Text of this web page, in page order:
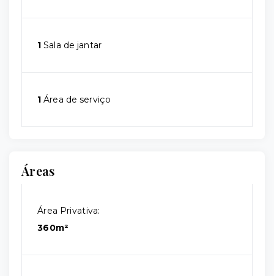
1 Sala de jantar
1 Área de serviço
Áreas
Área Privativa:
360m²